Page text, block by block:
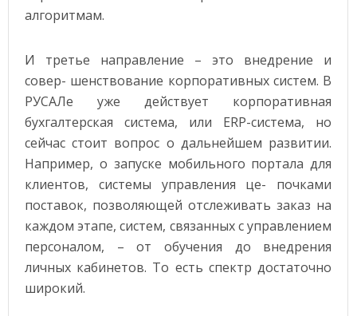
алгоритмам.
И третье направление – это внедрение и
совер- шенствование корпоративных систем. В
РУСАЛе уже действует корпоративная
бухгалтерская система, или ERP-система, но
сейчас стоит вопрос о дальнейшем развитии.
Например, о запуске мобильного портала для
клиентов, системы управления це- почками
поставок, позволяющей отслеживать заказ на
каждом этапе, систем, связанных с управлением
персоналом, – от обучения до внедрения
личных кабинетов. То есть спектр достаточно
широкий.